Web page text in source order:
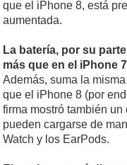
que el iPhone 8, está
aumentada.
La batería, por su
más que en el iPhone 7
Además, suma la
que el iPhone 8 (por
firma mostró también
pueden cargarse de
Watch y los EarPods.